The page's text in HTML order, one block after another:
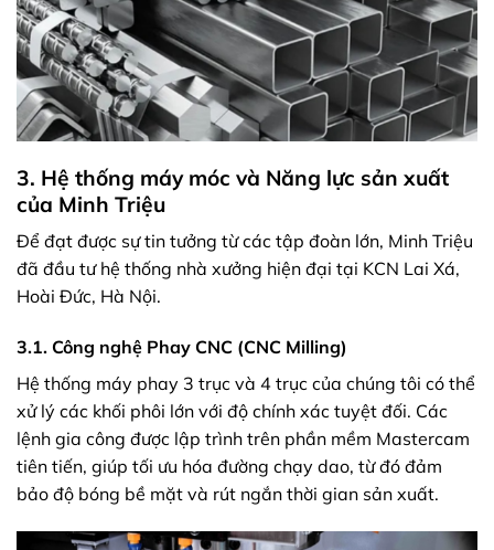
3. Hệ thống máy móc và Năng lực sản xuất
của Minh Triệu
Để đạt được sự tin tưởng từ các tập đoàn lớn, Minh Triệu
đã đầu tư hệ thống nhà xưởng hiện đại tại KCN Lai Xá,
Hoài Đức, Hà Nội.
3.1. Công nghệ Phay CNC (CNC Milling)
Hệ thống máy phay 3 trục và 4 trục của chúng tôi có thể
xử lý các khối phôi lớn với độ chính xác tuyệt đối. Các
lệnh gia công được lập trình trên phần mềm Mastercam
tiên tiến, giúp tối ưu hóa đường chạy dao, từ đó đảm
bảo độ bóng bề mặt và rút ngắn thời gian sản xuất.